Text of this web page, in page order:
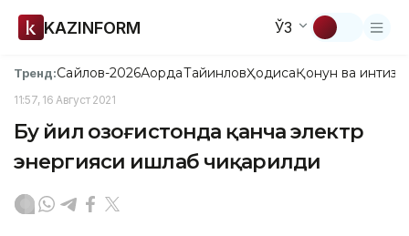
KAZINFORM ЎЗ
Тренд:Сайлов-2026АқордаТайинловҲодисаҚонун ва
11:57, 16 Август 2021
Бу йил Қозоғистонда қанча электр
энергияси ишлаб чиқарилди